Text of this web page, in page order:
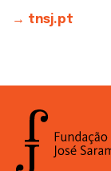
→ tnsj.pt